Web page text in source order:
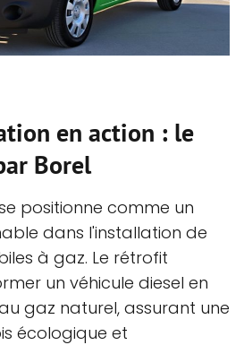
en action : le
Borel
se positionne comme un
dans l'installation de
à gaz. Le rétrofit
un véhicule diesel en
gaz naturel, assurant une
écologique et